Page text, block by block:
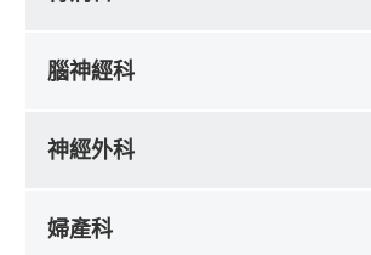
腦神經科
神經外科
婦產科